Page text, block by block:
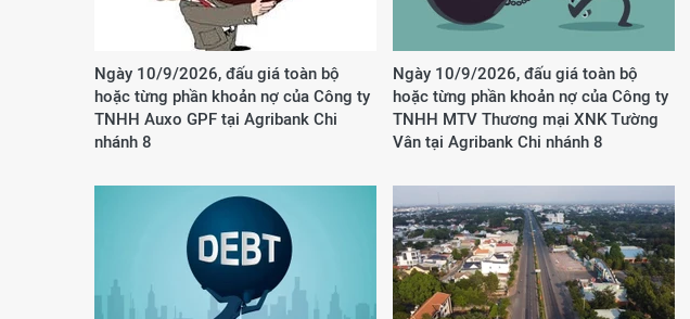
Ngày 10/9/2026, đấu giá toàn bộ
hoặc từng phần khoản nợ của Công ty
TNHH Auxo GPF tại Agribank Chi
nhánh 8
Ngày 10/9/2026, đấu giá toàn bộ
hoặc từng phần khoản nợ của Công ty
TNHH MTV Thương mại XNK Tường
Vân tại Agribank Chi nhánh 8